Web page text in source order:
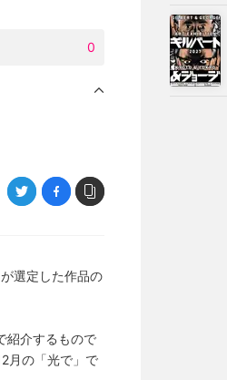
0
選定した作品の
紹介するもので
月の「光で」で